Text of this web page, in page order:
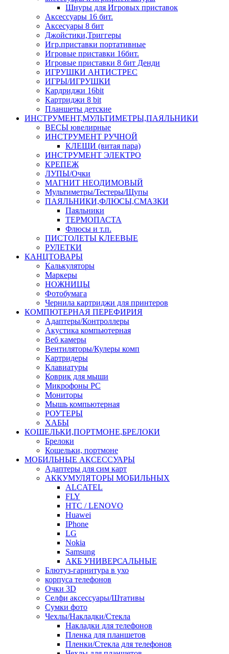
Шнуры для Игровых приставок
Аксессуары 16 бит.
Аксесуары 8 бит
Джойстики,Триггеры
Игр.приставки портативные
Игровые приставки 16бит.
Игровые приставки 8 бит Денди
ИГРУШКИ АНТИСТРЕС
ИГРЫ/ИГРУШКИ
Кардриджи 16bit
Картриджи 8 bit
Планшеты детские
ИНСТРУМЕНТ,МУЛЬТИМЕТРЫ,ПАЯЛЬНИКИ
ВЕСЫ ювелирные
ИНСТРУМЕНТ РУЧНОЙ
КЛЕЩИ (витая пара)
ИНСТРУМЕНТ ЭЛЕКТРО
КРЕПЕЖ
ЛУПЫ/Очки
МАГНИТ НЕОДИМОВЫЙ
Мультиметры/Тестеры/Щупы
ПАЯЛЬНИКИ,ФЛЮСЫ,СМАЗКИ
Паяльники
ТЕРМОПАСТА
Флюсы и т.п.
ПИСТОЛЕТЫ КЛЕЕВЫЕ
РУЛЕТКИ
КАНЦТОВАРЫ
Калькуляторы
Маркеры
НОЖНИЦЫ
Фотобумага
Чернила картриджи для принтеров
КОМПЮТЕРНАЯ ПЕРЕФИРИЯ
Адаптеры/Контроллеры
Акустика компьютерная
Веб камеры
Вентиляторы/Кулеры комп
Картридеры
Клавиатуры
Коврик для мыши
Микрофоны PC
Мониторы
Мышь компьютерная
РОУТЕРЫ
ХАБЫ
КОШЕЛЬКИ,ПОРТМОНЕ,БРЕЛОКИ
Брелоки
Кошельки, портмоне
МОБИЛЬНЫЕ АКСЕССУАРЫ
Адаптеры для сим карт
АККУМУЛЯТОРЫ МОБИЛЬНЫХ
ALCATEL
FLY
HTC / LENOVO
Huawei
IPhone
LG
Nokia
Samsung
АКБ УНИВЕРСАЛЬНЫЕ
Блютуз-гарнитура в ухо
корпуса телефонов
Очки 3D
Селфи аксессуары/Штативы
Сумки фото
Чехлы/Накладки/Стекла
Накладки для телефонов
Пленка для планшетов
Пленки/Стекла для телефонов